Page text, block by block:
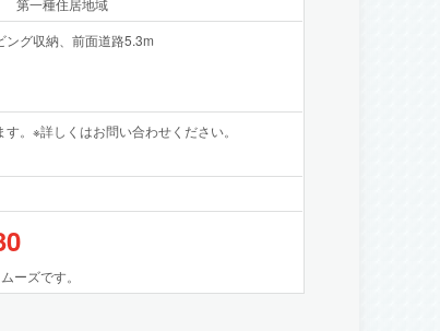
第一種住居地域
グ収納、前面道路5.3m
。※詳しくはお問い合わせください。
ーズです。